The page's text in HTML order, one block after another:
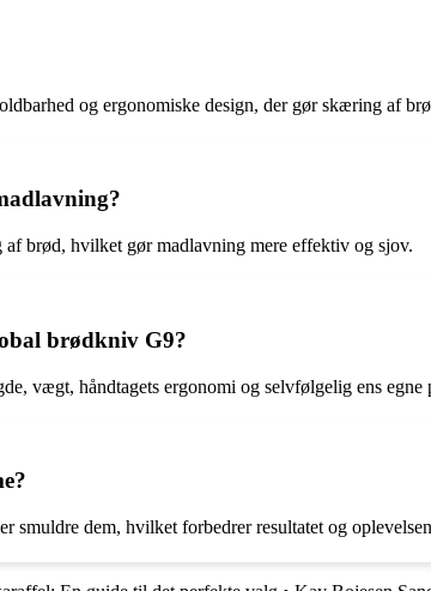
og ergonomiske design, der gør skæring af
brød, hvilket gør madlavning mere effektiv og sjov.
brødkniv G9?
vægt, håndtagets ergonomi og selvfølgelig ens egne
dem, hvilket forbedrer resultatet og